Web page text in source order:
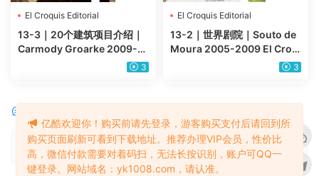
El Croquis Editorial
13-3｜20个建筑项目介绍｜
Carmody Groarke 2009-2
018 El Croquis Editorial PD
3
El Croquis Editorial
13-2｜世界剧院｜Souto de
Moura 2005-2009 El Croq
3
请先登录
亿酷欢迎你！购买前请先登录，游客购买支付后请回到所
购买页面刷新可看到下载地址。推荐办理VIP会员，性价比
高，微信付款需要对着码扫，无法长按识别，账户可QQ一
键登录。网站域名：yk1008.com，请认准。